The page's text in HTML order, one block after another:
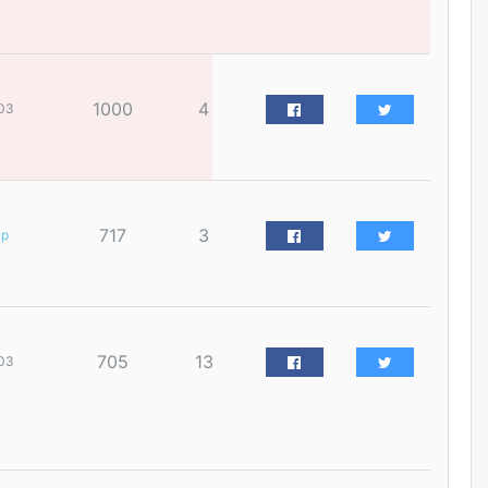
дурдлаа
Өмгөөлөгч Б.Оюунбилэг:
хууль хяналтын байгууллагаар
зогсоож, Арабын орнуудаас
1000 4
717 3
705 13